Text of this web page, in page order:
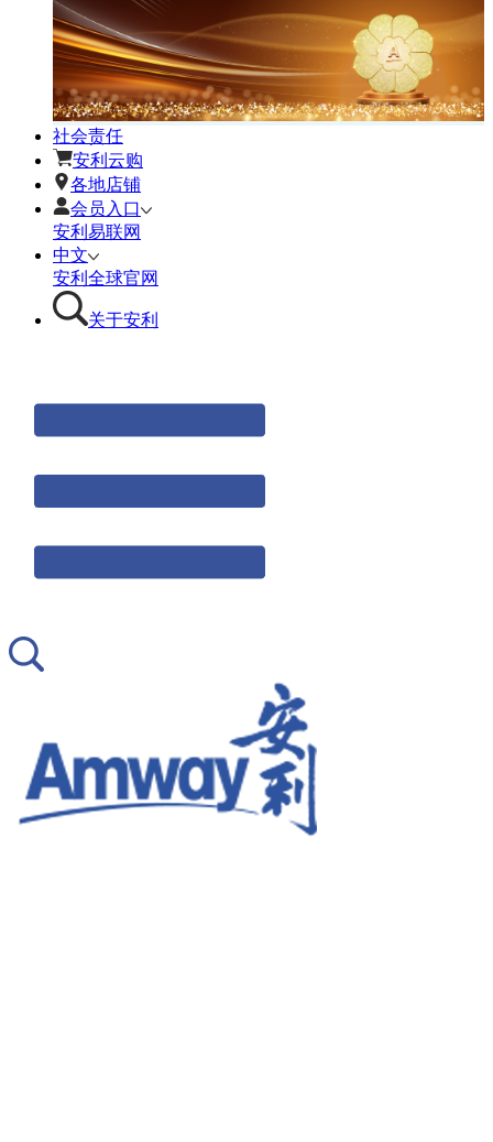
社会责任
安利云购
各地店铺
会员入口
安利易联网
中文
安利全球官网
关于安利